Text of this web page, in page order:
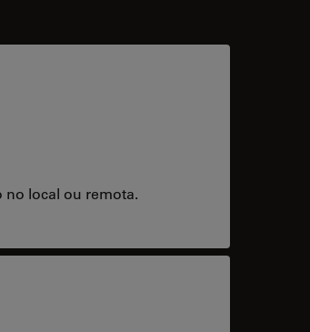
no local ou remota.